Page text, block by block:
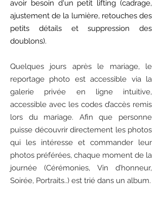
avoir besoin d'un petit lifting (cadrage,
ajustement de la lumière, retouches des
petits détails et suppression des
doublons).
Quelques jours après le mariage, le
reportage photo est accessible via la
galerie privée en ligne intuitive,
accessible avec les codes d’accès remis
lors du mariage. Afin que personne
puisse découvrir directement les photos
qui les intéresse et commander leur
photos préférées, chaque moment de la
journée (Cérémonies, Vin d’honneur,
Soirée, Portraits..) est trié dans un album.